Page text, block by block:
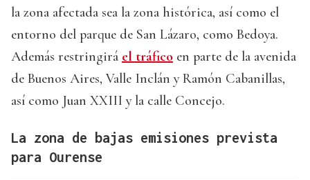
la zona afectada sea la zona histórica, así como el
entorno del parque de San Lázaro, como Bedoya.
Además restringirá el tráfico en parte de la avenida
de Buenos Aires, Valle Inclán y Ramón Cabanillas,
así como Juan XXIII y la calle Concejo.
La zona de bajas emisiones prevista
para Ourense